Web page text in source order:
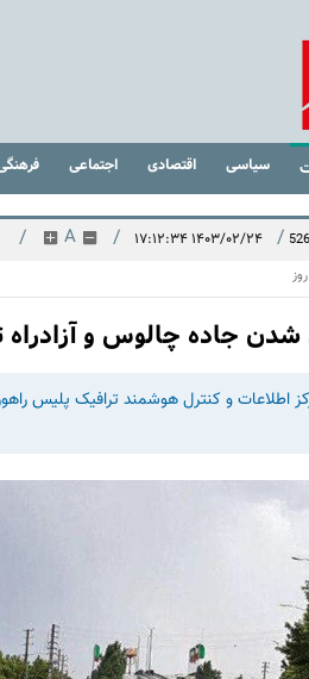
سیاسی اقتصادی اجتماعی
/ ۱۴۰۳/۰۲/۲۴ ۱۷:۱۲:۳۴ /
A
/
جاده چالوس و
اطلاعات و کنترل هوشمند ترافیک پلیس